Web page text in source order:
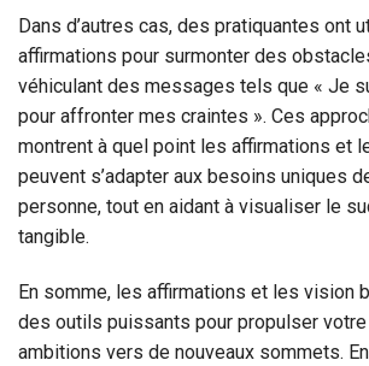
Dans d’autres cas, des pratiquantes ont
affirmations pour surmonter des
véhiculant des messages tels que « Je
pour affronter mes craintes ». Ces
montrent à quel point les affirmations et
peuvent s’adapter aux besoins uniques
personne, tout en aidant à visualiser le
tangible.
En somme, les affirmations et les vision
des outils puissants pour propulser
ambitions vers de nouveaux sommets.